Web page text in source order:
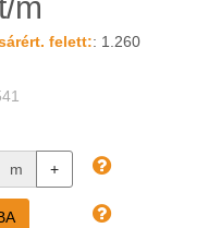
m
felett:: 1.260
m +